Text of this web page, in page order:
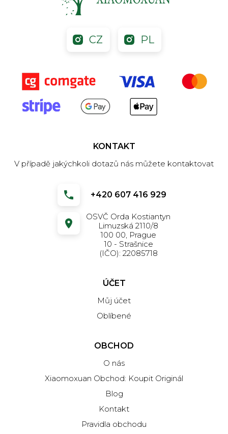
CZ PL
KONTAKT
V případě jakýchkoli dotazů nás můžete kontaktovat
+420 607 416 929
OSVČ Orda Kostiantyn
Limuzská 2110/8
100 00, Prague
10 - Strašnice
(IČO): 22085718
ÚČET
Můj účet
Oblíbené
OBCHOD
O nás
Xiaomoxuan Obchod: Koupit Originál
Blog
Kontakt
Pravidla obchodu